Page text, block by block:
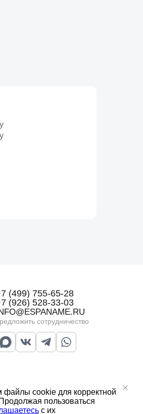
(499) 755-65-28
(926) 528-33-03
сотрудничество
публичной оферты
файлы cookie для корректной
пользоваться
с их